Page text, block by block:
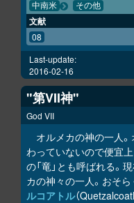
中南米 その他
文献
08
Last-update:
2016-02-16
"第VII神"
God VII
オルメカの神の一人
わっていないので便宜
の「竜」とも呼ばれる。
カの神々の一人。おそら
ルコアトル（